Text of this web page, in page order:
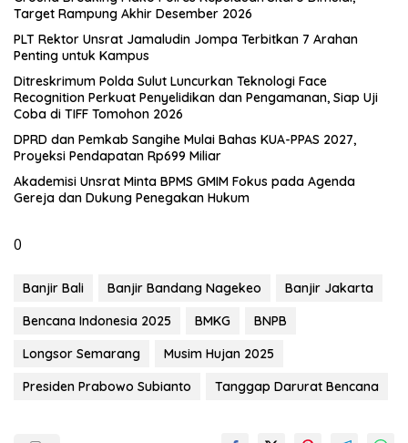
Target Rampung Akhir Desember 2026
​PLT Rektor Unsrat Jamaludin Jompa Terbitkan 7 Arahan
Penting untuk Kampus
Ditreskrimum Polda Sulut Luncurkan Teknologi Face
Recognition Perkuat Penyelidikan dan Pengamanan, Siap Uji
Coba di TIFF Tomohon 2026
DPRD dan Pemkab Sangihe Mulai Bahas KUA-PPAS 2027,
Proyeksi Pendapatan Rp699 Miliar
Akademisi Unsrat Minta BPMS GMIM Fokus pada Agenda
Gereja dan Dukung Penegakan Hukum
0
Banjir Bali Banjir Bandang Nagekeo
Banjir Jakarta
Bencana Indonesia 2025
BMKG
BNPB
Longsor Semarang
Musim Hujan 2025
Presiden Prabowo Subianto
Tanggap Darurat Bencana